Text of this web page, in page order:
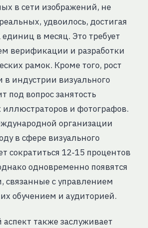
в сети изображений, не
удвоилось, достигая
в месяц. Это требует
верификации и разработки
рамок. Кроме того, рост
в индустрии визуального
под вопрос занятость
и фотографов.
организации
в сфере визуального
сократиться 12‑15 процентов
одновременно появятся
связанные с управлением
обучением и аудиторией.
также заслуживает